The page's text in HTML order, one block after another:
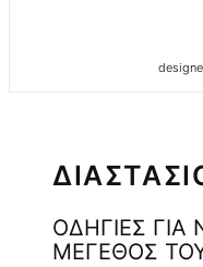
ΟΔΗΓΙΕΣ ΓΙΑ
ΜΕΓΕΘΟΣ